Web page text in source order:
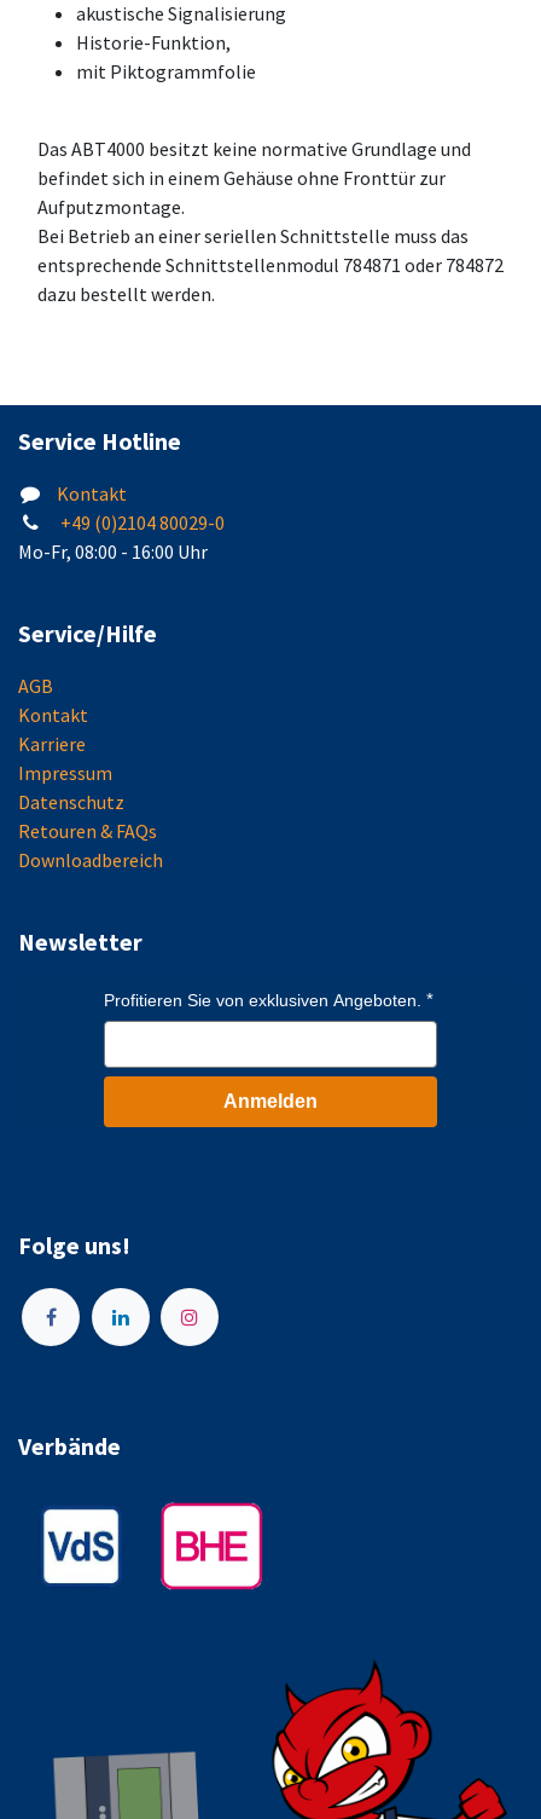
akustische Signalisierung
Historie-Funktion,
mit Piktogrammfolie
Das ABT4000 besitzt keine normative Grundlage und
befindet sich in einem Gehäuse ohne Fronttür zur
Aufputzmontage.
Bei Betrieb an einer seriellen Schnittstelle muss das
entsprechende Schnittstellenmodul 784871 oder 784872
dazu bestellt werden.
Service Hotline
Kontakt
+49 (0)2104 80029-0
Mo-Fr, 08:00 - 16:00 Uhr
Service/Hilfe
AGB
Kontakt
Karriere
Impressum
Datenschutz
Retouren & FAQs
Downloadbereich
Newsletter
Profitieren Sie von exklusiven Angeboten.
Anmelden
Folge uns!
Verbände